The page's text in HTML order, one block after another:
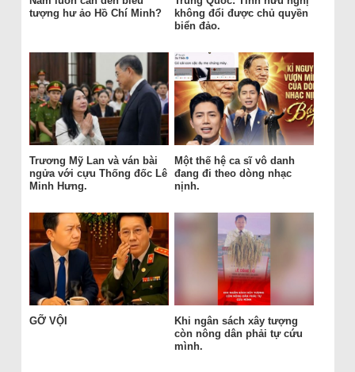
tượng hư ảo Hồ Chí Minh?
không đổi được chủ quyền
biển đảo.
Trương Mỹ Lan và ván bài
ngửa với cựu Thống đốc Lê
Minh Hưng.
Một thế hệ ca sĩ vô danh
đang đi theo dòng nhạc
nịnh.
GỠ VỘI
Khi ngân sách xây tượng
còn nông dân phải tự cứu
mình.